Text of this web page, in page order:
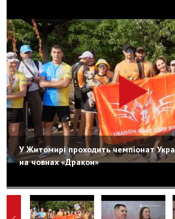
У Житомирі проходить чемпіонат
на човнах «Дракон»